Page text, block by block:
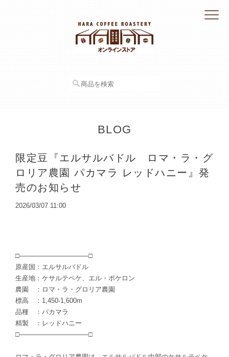
BLOG
限定豆『エルサルバドル ロマ・ラ・グ
ロリア農園 パカマラ レッドハニー』発
売のお知らせ
2026/03/07 11:00
□───────────────□
原産国：エルサルバドル
生産地：ケサルテペケ、エル・ボケロン
農園 ：ロマ・ラ・グロリア農園
標高 ：1,450-1,600m
品種 ：パカマラ
精製 ：レッドハニー
□───────────────□